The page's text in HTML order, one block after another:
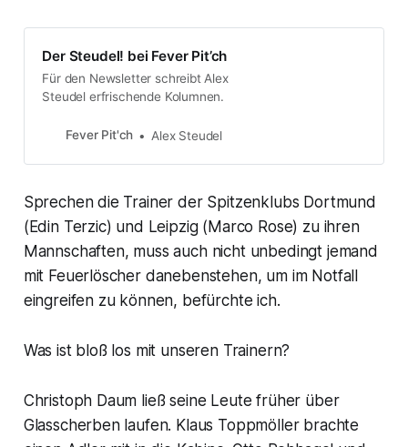
Der Steudel! bei Fever Pit’ch
Für den Newsletter schreibt Alex
Steudel erfrischende Kolumnen.
Fever Pit'ch Alex Steudel
Sprechen die Trainer der Spitzenklubs Dortmund
(Edin Terzic) und Leipzig (Marco Rose) zu ihren
Mannschaften, muss auch nicht unbedingt jemand
mit Feuerlöscher danebenstehen, um im Notfall
eingreifen zu können, befürchte ich.
Was ist bloß los mit unseren Trainern?
Christoph Daum ließ seine Leute früher über
Glasscherben laufen. Klaus Toppmöller brachte